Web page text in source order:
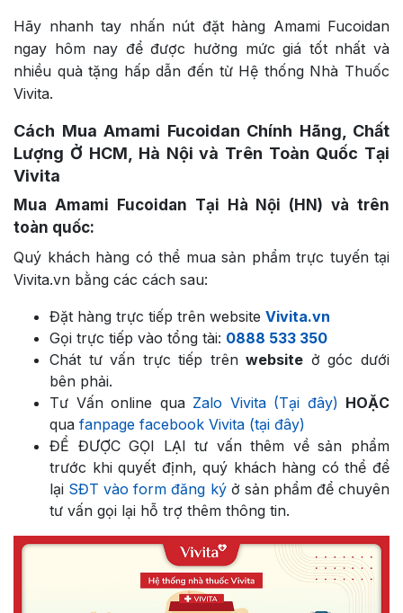
Hãy nhanh tay nhấn nút đặt hàng Amami Fucoidan
ngay hôm nay để được hưởng mức giá tốt nhất và
nhiều quà tặng hấp dẫn đến từ Hệ thống Nhà Thuốc
Vivita.
Cách Mua Amami Fucoidan Chính Hãng, Chất
Lượng Ở HCM, Hà Nội và Trên Toàn Quốc Tại
Vivita
Mua Amami Fucoidan Tại Hà Nội (HN) và trên
toàn quốc:
Quý khách hàng có thể mua sản phẩm trực tuyến tại
Vivita.vn bằng các cách sau:
Đặt hàng trực tiếp trên website Vivita.vn
Gọi trực tiếp vào tổng tài: 0888 533 350
Chát tư vấn trực tiếp trênwebsite ở góc dưới
bên phải.
Tư Vấn online quaZalo Vivita (Tại đây) HOẶC
qua fanpage facebook Vivita (tại đây)
ĐỂ ĐƯỢC GỌI LẠI tư vấn thêm về sản phẩm
trước khi quyết định, quý khách hàng có thể để
lại SĐT vào form đăng kýở sản phẩm để chuyên
tư vấn gọi lại hỗ trợ thêm thông tin.